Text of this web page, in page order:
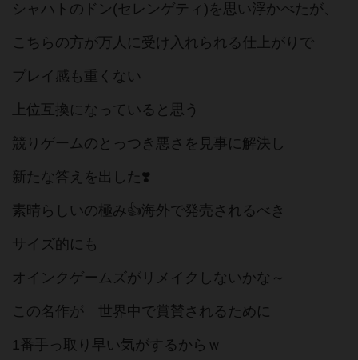
シャハトのドン(セレンゲティ)を思い浮かべたが、
こちらの方が万人に受け入れられる仕上がりで
プレイ感も重くない
上位互換になっていると思う
競りゲームのとっつき悪さを見事に解決し
新たな答えを出した❣️
素晴らしいの極み👍海外で発売されるべき
サイズ的にも
オインクゲームズがリメイクしないかな～
この名作が 世界中で賞賛されるために
1番手っ取り早い気がするからｗ